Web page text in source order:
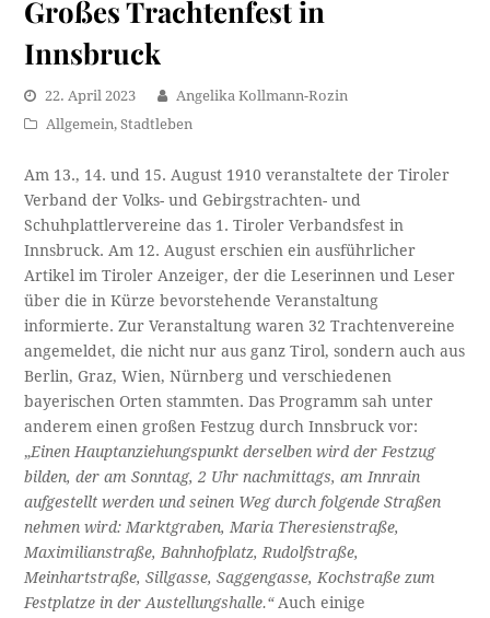
Großes Trachtenfest in
Innsbruck
22. April 2023
Angelika Kollmann-Rozin
Allgemein,Stadtleben
Am 13., 14. und 15. August 1910 veranstaltete der Tiroler
Verband der Volks- und Gebirgstrachten- und
Schuhplattlervereine das 1. Tiroler Verbandsfest in
Innsbruck. Am 12. August erschien ein ausführlicher
Artikel im Tiroler Anzeiger, der die Leserinnen und Leser
über die in Kürze bevorstehende Veranstaltung
informierte. Zur Veranstaltung waren 32 Trachtenvereine
angemeldet, die nicht nur aus ganz Tirol, sondern auch aus
Berlin, Graz, Wien, Nürnberg und verschiedenen
bayerischen Orten stammten. Das Programm sah unter
anderem einen großen Festzug durch Innsbruck vor:
„Einen Hauptanziehungspunkt derselben wird der Festzug
bilden, der am Sonntag, 2 Uhr nachmittags, am Innrain
aufgestellt werden und seinen Weg durch folgende Straßen
nehmen wird: Marktgraben, Maria Theresienstraße,
Maximilianstraße, Bahnhofplatz, Rudolfstraße,
Meinhartstraße, Sillgasse, Saggengasse, Kochstraße zum
Festplatze in der Austellungshalle.“Auch einige